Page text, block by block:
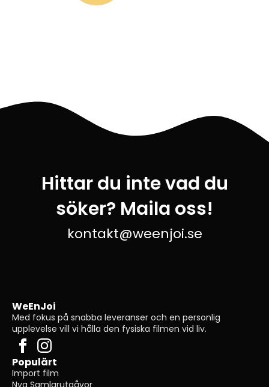
Hittar du inte vad du
söker? Maila oss!
kontakt@weenjoi.se
WeEnJoi
Med fokus på snabba leveranser och en personlig
upplevelse vill vi hålla den fysiska filmen vid liv.
Populärt
Import film